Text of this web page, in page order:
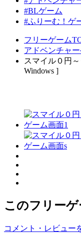
#BLゲーム
#ふりーむ！ゲ
フリーゲーム
アドベンチャ
スマイル０円
Windows ]
このフリー
コメント・レビュー